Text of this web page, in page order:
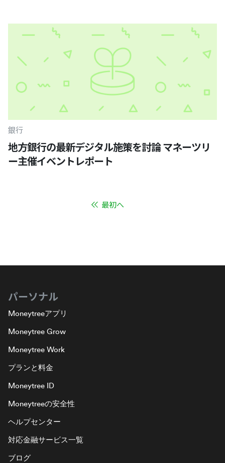
銀行
地方銀行の最新デジタル施策を討論 マネーツリ
ー主催イベントレポート
最初へ
パーソナル
Moneytreeアプリ
Moneytree Grow
Moneytree Work
プランと料金
Moneytree ID
Moneytreeの安全性
ヘルプセンター
対応金融サービス一覧
ブログ